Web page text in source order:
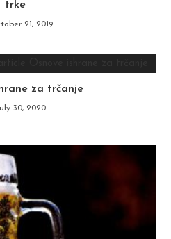
trke
21, 2019
za trčanje
July 30, 2020